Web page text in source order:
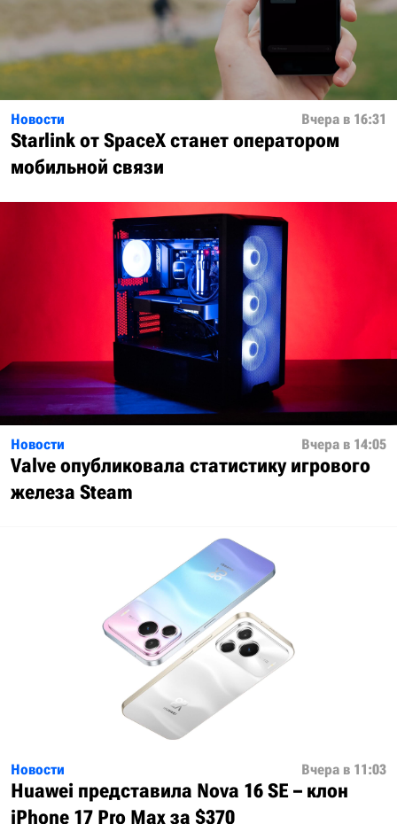
Новости Вчера в 16:31
Starlink от SpaceX станет оператором
мобильной связи
Новости Вчера в 14:05
Valve опубликовала статистику игрового
железа Steam
Новости Вчера в 11:03
Huawei представила Nova 16 SE – клон
iPhone 17 Pro Max за $370